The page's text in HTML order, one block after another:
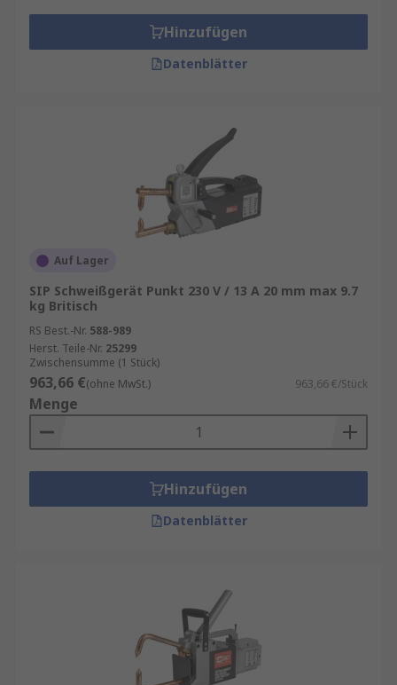
Hinzufügen
Datenblätter
Auf Lager
SIP Schweißgerät Punkt 230 V / 13 A 20 mm max 9.7
kg Britisch
RS Best.-Nr. 588-989
Herst. Teile-Nr. 25299
Zwischensumme (1 Stück)
963,66 €(ohne MwSt.) 963,66 €/Stück
Menge
Hinzufügen
Datenblätter